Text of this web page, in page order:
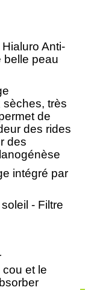
Anti-
belle peau
très
de
des rides
des
intégré par
- Filtre
et le